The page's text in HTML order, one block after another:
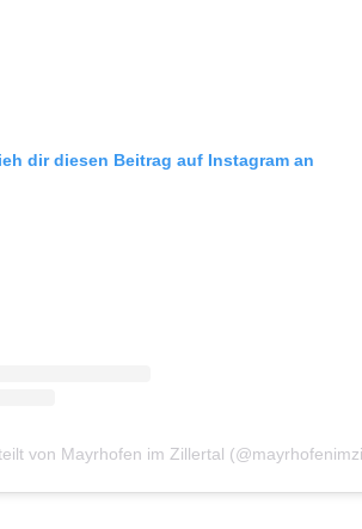
dir diesen Beitrag auf Instagram an
von Mayrhofen im Zillertal